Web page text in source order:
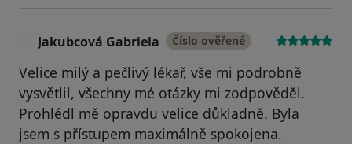
Jakubcová Gabriela Číslo ověřené
Velice milý a pečlivý lékař, vše mi podrobně
vysvětlil, všechny mé otázky mi zodpověděl.
Prohlédl mě opravdu velice důkladně. Byla
jsem s přístupem maximálně spokojena.